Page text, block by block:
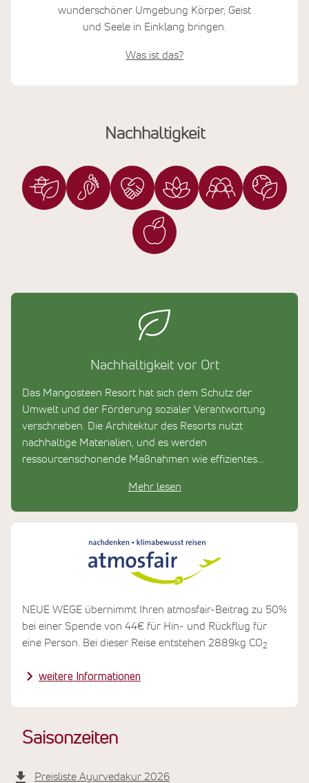
Nachhaltigkeit
Nachhaltigkeit vor Ort
Das Mangosteen Resort hat sich dem Schutz der
Umwelt und der Förderung sozialer Verantwortung
verschrieben. Die Architektur des Resorts nutzt
nachhaltige Materialien, und es werden
ressourcenschonende Maßnahmen wie effizientes
Mülltrennung umgesetzt. Darüber hinaus unterstützt
regionale Zutaten bezieht.
Auch soziale Verantwortung wird großgeschrieben: Das
Resort setzt sich für faire Arbeitsbedingungen ein und
fördert die kontinuierliche Weiterbildung seines Teams.
Unterstützung lokaler Gemeinschaften organisiert. Mit
diesem Engagement trägt das Resort dazu bei, ein
Gleichgewicht zwischen Luxus und Nachhaltigkeit zu
Mehr lesen
NEUE WEGE übernimmt Ihren atmosfair-Beitrag zu 50%
bei einer Spende von 44€ für Hin- und Rückflug für
eine Person. Bei dieser Reise entstehen 2889kg CO2
weitere Informationen
wunderschöner Umgebung Körper, Geist
und Seele in Einklang bringen.
Was ist das?
Saisonzeiten
Preisliste Ayurvedakur 2026